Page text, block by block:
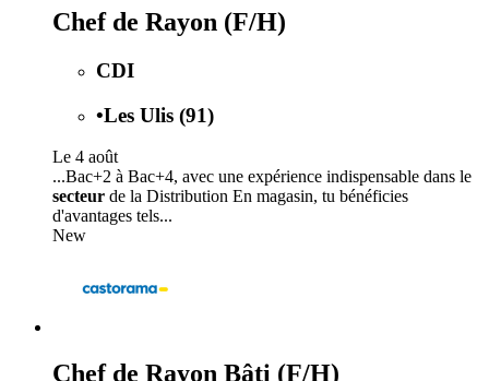
Chef de Rayon (F/H)
CDI
•Les Ulis (91)
Le 4 août
...Bac+2 à Bac+4, avec une expérience indispensable dans le
secteur de la Distribution En magasin, tu bénéficies
d'avantages tels...
New
Chef de Rayon Bâti (F/H)